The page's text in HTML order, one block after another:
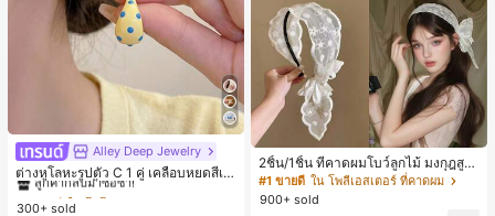
Alley Deep Jewelry
ต่างหูโลหะรูปตัว C 1 คู่ เคลือบหยดสีเห
ลือง ลายจุดสีน้ำเงิน สไตล์ยุโรปและอเม
ริกัน แฟชั่นส่วนตัว หวานและสง่างาม
#1 ขายดี ใน โบโฮ ต่างหูผู้หญิง
ลูกค้ากลับมาซื้อซ้ำ!
เกือบหมดแล้ว!
#1 ขายดี ใน โบโฮ ต่างหูผู้หญิง
ลูกค้ากลับมาซื้อซ้ำ!
#1 ขายดี ใน โบโฮ ต่างหูผู้หญิง
ลูกค้ากลับมาซื้อซ้ำ!
300+ sold
2ชิ้น/1ชิ้น ที่คาดผมโบว์ลูกไม้ มงกุฎสูง
แถบกว้าง สีดำ สีขาว สำหรับใส่ประจำ
วัน กิ๊บติดผม ยางรัดผม (ลายปักดอกไม้
จัดวางแบบสุ่ม)
#1 ขายดี ใน โพลีเอสเตอร์ ที่คาดผม
900+ sold